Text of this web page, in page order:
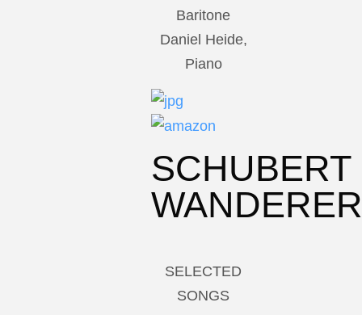
Baritone
Daniel Heide,
Piano
SCHUBERT
WANDERER
SELECTED
SONGS